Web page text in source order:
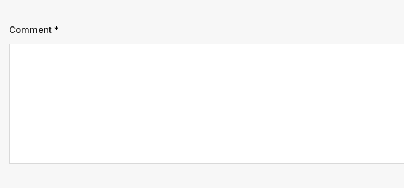
Comment *